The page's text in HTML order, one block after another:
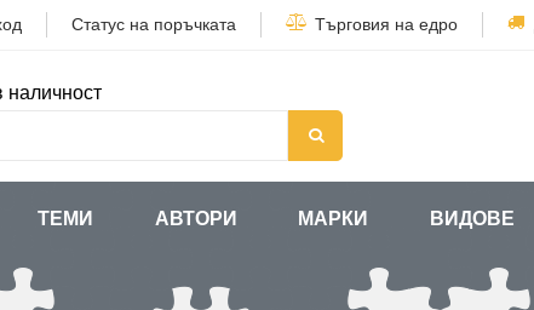
Статус на поръчката Търговия на едро
наличност
ТЕМИ АВТОРИ МАРКИ ВИДОВЕ